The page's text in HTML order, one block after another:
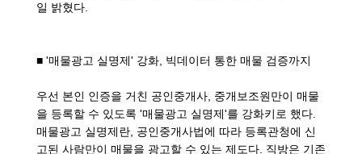
일 밝혔다.
■ '매물광고 실명제' 강화, 빅데이터 통한 매물 검증까지
우선 본인 인증을 거친 공인중개사, 중개보조원만이 매물
을 등록할 수 있도록 '매물광고 실명제'를 강화키로 했다.
매물광고 실명제란, 공인중개사법에 따라 등록관청에 신
고된 사람만이 매물을 광고할 수 있는 제도다. 직방은 기존